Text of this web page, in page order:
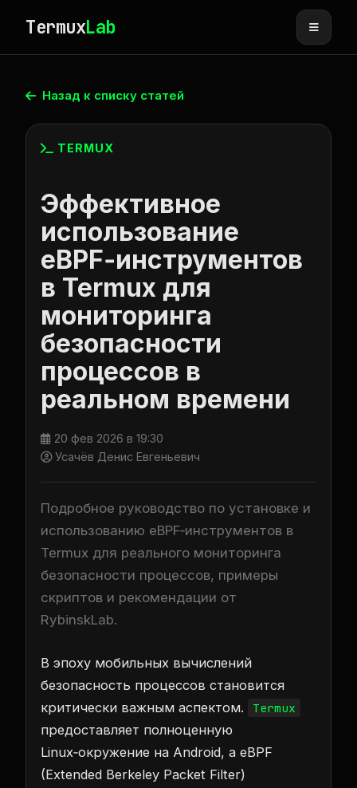
TermuxLab
Назад к списку статей
TERMUX
Эффективное
использование
eBPF‑инструментов
в Termux для
мониторинга
безопасности
процессов в
реальном времени
20 фев 2026 в 19:30
Усачёв Денис Евгеньевич
Подробное руководство по установке и
использованию eBPF‑инструментов в
Termux для реального мониторинга
безопасности процессов, примеры
скриптов и рекомендации от
RybinskLab.
В эпоху мобильных вычислений
безопасность процессов становится
критически важным аспектом.
Termux
предоставляет полноценную
Linux‑окружение на Android, а eBPF
(Extended Berkeley Packet Filter)